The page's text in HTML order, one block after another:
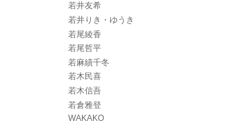
若井友希
若井りき・ゆうき
若尾綾香
若尾哲平
若麻績千冬
若木民喜
若木信吾
若倉雅登
WAKAKO